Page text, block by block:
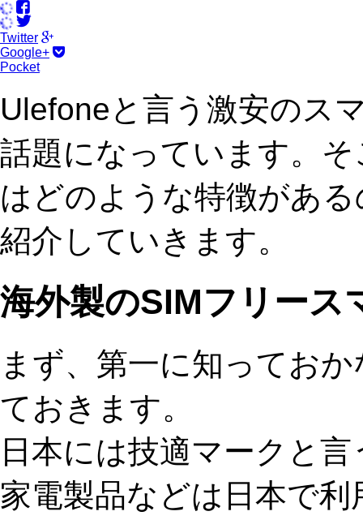
Twitter
Google+
Pocket
Ulefoneと言う激安のス
話題になっています。
はどのような特徴があ
紹介していきます。
海外製のSIMフリース
まず、第一に知ってお
ておきます。
日本には技適マークと
家電製品などは日本で